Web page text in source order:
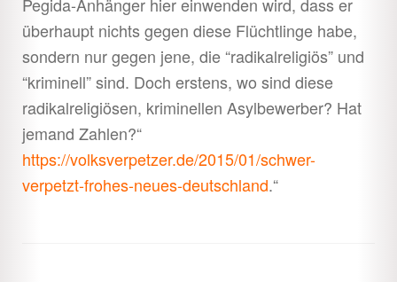
überhaupt nichts gegen diese Flüchtlinge habe,
sondern nur gegen jene, die “radikalreligiös” und
“kriminell” sind. Doch erstens, wo sind diese
radikalreligiösen, kriminellen Asylbewerber? Hat
jemand Zahlen?“
https://volksverpetzer.de/2015/01/schwer-
verpetzt-frohes-neues-deutschland.“